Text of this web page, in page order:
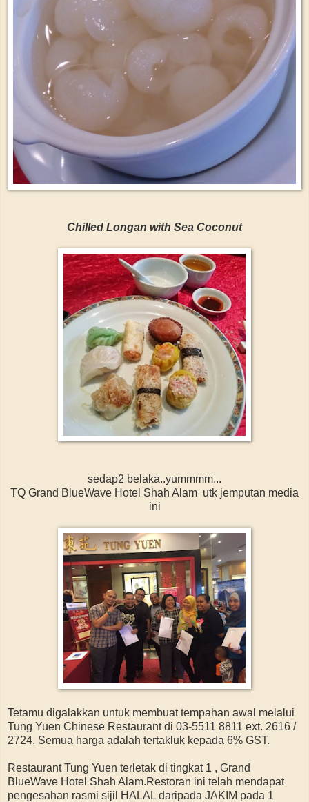
Chilled Longan with Sea Coconut
sedap2 belaka..yummmm...
TQ Grand BlueWave Hotel Shah Alam utk jemputan media
ini
Tetamu digalakkan untuk membuat tempahan awal melalui
Tung Yuen Chinese Restaurant di 03-5511 8811 ext. 2616 /
2724. Semua harga adalah tertakluk kepada 6% GST.
Restaurant Tung Yuen terletak di tingkat 1 , Grand
BlueWave Hotel Shah Alam.Restoran ini telah mendapat
pengesahan rasmi sijil HALAL daripada JAKIM pada 1